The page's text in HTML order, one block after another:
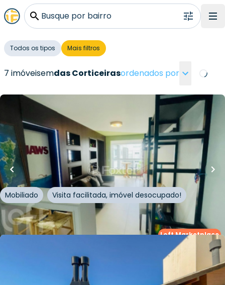
Busque por bairro
Todos os tipos Mais filtros
7 imóveisemdas Corticeirasordenados por
Loft Marketplace
1.520.000,00
R$1.420.000,00
97 m² •1quarto•1banheiro•2vagas
Apartamento • Residencial Corticeiras
Rua das Corticeiras,Campeche,Florianópolis
Mobiliado Visita facilitada, imóvel desocupado!
Whatsapp
Cód.994947
3.890.000,00
quartos • 1